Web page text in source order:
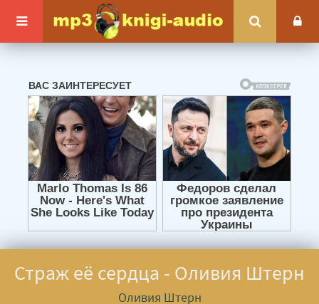
Страж её сердца - Оливия Штерн
Оливия Штерн